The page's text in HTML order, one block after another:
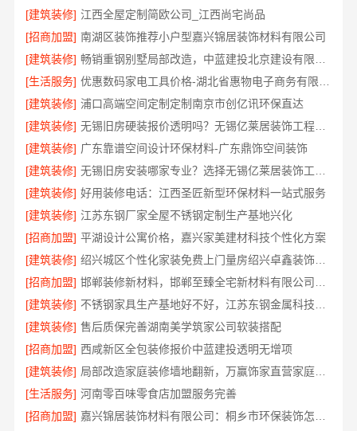
[建筑装修] 江西全屋定制简欧公司_江西尚宅尚品
[招商加盟] 南湖区装饰推荐小户型嘉兴锦居装饰材料有限公司
[建筑装修]
[生活服务]
[建筑装修] 浦口高端空间定制定制南京市创亿讯环保直达
[建筑装修]
无锡旧房硬装报价透明吗？无锡亿莱居装饰工程材料有限公司标准流程
[建筑装修] 广东靠谱空间设计环保材料-广东鼎饰空间装饰
[建筑装修]
[建筑装修] 好用装修电话：江西圣匠新型环保材料一站式服务
[建筑装修] 江苏东钢厂家全屋不锈钢定制生产基地兴化
[招商加盟] 平湖设计公寓价格，嘉兴家美建材科技个性化方案
[建筑装修]
绍兴城区个性化家装免费上门量房绍兴卓鑫装饰材料有限公司
[招商加盟]
[建筑装修]
[建筑装修] 售后质保完善湖南美学筑家公司软装搭配
[招商加盟] 西咸新区全包装修报价中蓝建投透明无增项
[建筑装修]
局部改造家庭装修墙地翻新，万赢饰家直营家庭装修成本管控
[生活服务] 河南零百味零食店加盟服务完善
[招商加盟]